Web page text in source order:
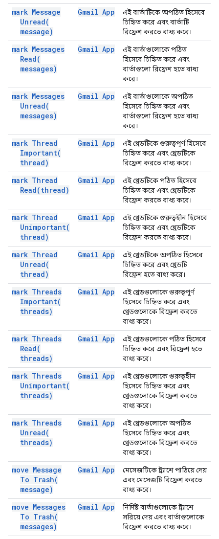
mark Message
Unread(
message)
Gmail App
এই বার্তাটিকে অপঠিত হিসেবে
চিহ্নিত করে এবং বার্তাটি
রিফ্রেশ করতে বাধ্য করে।
mark Messages
Read(
messages)
Gmail App
এই বার্তাগুলোকে পঠিত
হিসেবে চিহ্নিত করে এবং
বার্তাগুলো রিফ্রেশ হতে বাধ্য
করে।
mark Messages
Unread(
messages)
Gmail App
এই বার্তাগুলোকে অপঠিত
হিসেবে চিহ্নিত করে এবং
বার্তাগুলো রিফ্রেশ হতে বাধ্য
করে।
mark Thread
Important(
thread)
Gmail App
এই থ্রেডটিকে গুরুত্বপূর্ণ হিসেবে
চিহ্নিত করে এবং থ্রেডটিকে
রিফ্রেশ করতে বাধ্য করে।
mark Thread
Read(thread)
Gmail App
এই থ্রেডটিকে পঠিত হিসেবে
চিহ্নিত করে এবং থ্রেডটিকে
রিফ্রেশ করতে বাধ্য করে।
mark Thread
Unimportant(
thread)
Gmail App
এই থ্রেডটিকে গুরুত্বহীন হিসেবে
চিহ্নিত করে এবং থ্রেডটিকে
রিফ্রেশ করতে বাধ্য করে।
mark Thread
Unread(
thread)
Gmail App
এই থ্রেডটিকে অপঠিত হিসেবে
চিহ্নিত করে এবং থ্রেডটি
রিফ্রেশ হতে বাধ্য করে।
mark Threads
Important(
threads)
Gmail App
এই থ্রেডগুলোকে গুরুত্বপূর্ণ
হিসেবে চিহ্নিত করে এবং
থ্রেডগুলোকে রিফ্রেশ করতে
বাধ্য করে।
mark Threads
Read(
threads)
Gmail App
এই থ্রেডগুলোকে পঠিত হিসেবে
চিহ্নিত করে এবং রিফ্রেশ হতে
বাধ্য করে।
mark Threads
Unimportant(
threads)
Gmail App
এই থ্রেডগুলোকে গুরুত্বহীন
হিসেবে চিহ্নিত করে এবং
থ্রেডগুলোকে রিফ্রেশ করতে
বাধ্য করে।
mark Threads
Unread(
threads)
Gmail App
এই থ্রেডগুলোকে অপঠিত
হিসেবে চিহ্নিত করে এবং
থ্রেডগুলোকে রিফ্রেশ করতে
বাধ্য করে।
move Message
To Trash(
message)
Gmail App
মেসেজটিকে ট্র্যাশে পাঠিয়ে দেয়
এবং মেসেজটি রিফ্রেশ করতে
বাধ্য করে।
move Messages
To Trash(
messages)
Gmail App
নির্দিষ্ট বার্তাগুলোকে ট্র্যাশে
সরিয়ে দেয় এবং বার্তাগুলোকে
রিফ্রেশ করতে বাধ্য করে।